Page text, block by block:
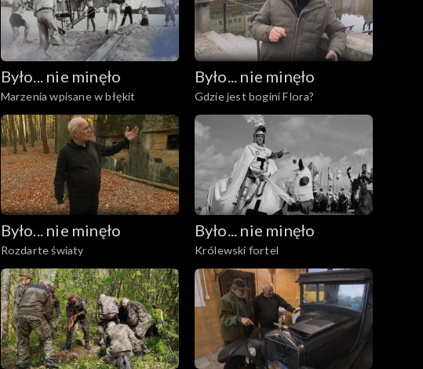
Było... nie minęło
Marzenia wpisane w błękit
Było... nie minęło
Gdzie jest bogini Flora?
Było... nie minęło
Rozdarte światy
Było... nie minęło
Królewski fortel